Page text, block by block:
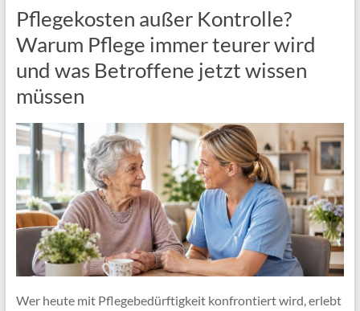
Pflegekosten außer Kontrolle?
Warum Pflege immer teurer wird
und was Betroffene jetzt wissen
müssen
Wer heute mit Pflegebedürftigkeit konfrontiert wird, erlebt